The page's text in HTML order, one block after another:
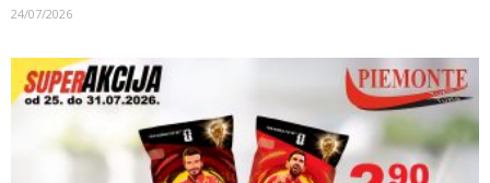
24/07/2026